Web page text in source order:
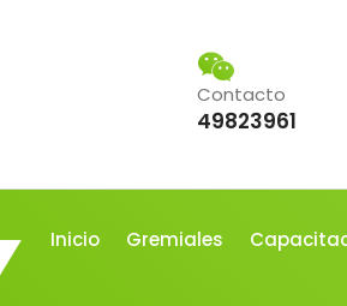
Contacto
49823961
Inicio Gremiales